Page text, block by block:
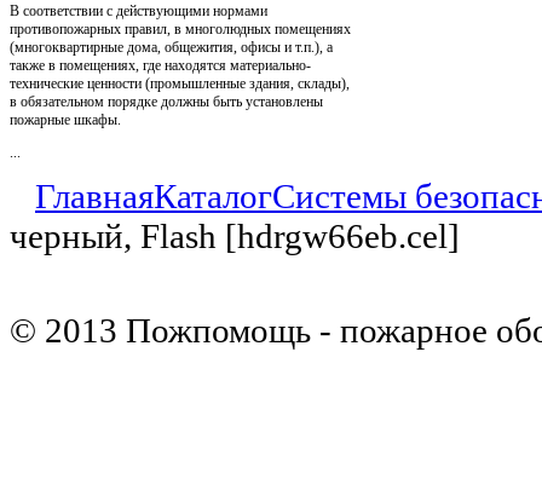
В соответствии с действующими нормами
противопожарных правил, в многолюдных помещениях
(многоквартирные дома, общежития, офисы и т.п.), а
также в помещениях, где находятся материально-
технические ценности (промышленные здания, склады),
в обязательном порядке должны быть установлены
пожарные шкафы.
ГлавнаяКаталогСистемы
черный, Flash [hdrgw66eb.cel]
© 2013 Пожпомощь - пожарное